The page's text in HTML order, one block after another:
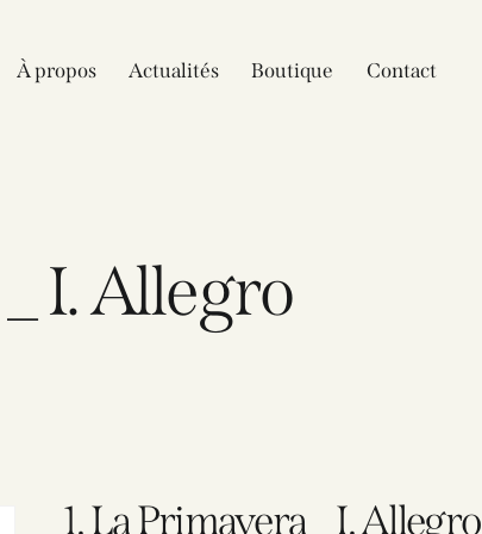
À propos Actualités Boutique Contact
I. Allegro
1. La Primavera _ I. Allegro